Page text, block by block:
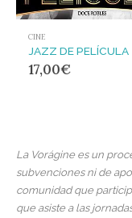
CINE
JAZZ DE PELÍCULA
17,00€
La Vorágine es un
subvenciones ni de
comunidad que
que asiste a las